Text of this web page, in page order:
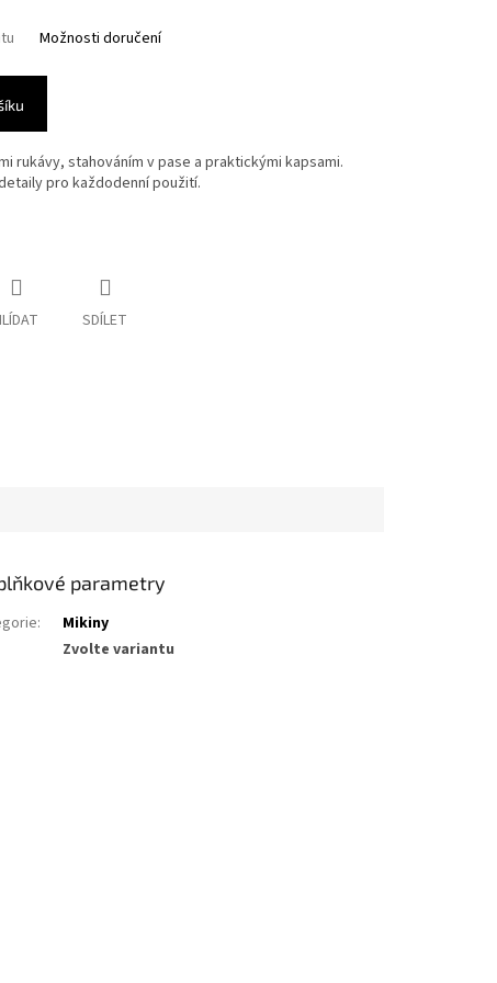
Možnosti doručení
rukávy, stahováním v pase a praktickými kapsami.
pro každodenní použití.
SDÍLET
parametry
:
Mikiny
Zvolte variantu